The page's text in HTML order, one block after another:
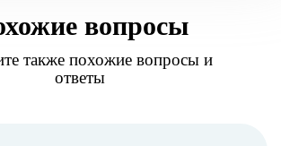
вопросы
также похожие вопросы и
ответы